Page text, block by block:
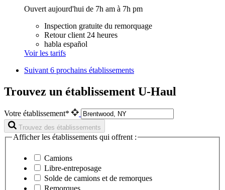
Ouvert aujourd'hui de 7h am à 7h pm
Inspection gratuite du remorquage
Retour client 24 heures
habla español
Voir les tarifs
Suivant6 prochains établissements
Trouvez un établissement U-Haul
Votre établissement*
Trouvez des établissements
Afficher les établissements qui offrent :
Camions
Libre-entreposage
Solde de camions et de remorques
Remorques